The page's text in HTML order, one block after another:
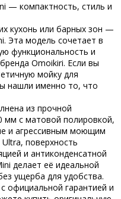
— компактность, стиль и
кухонь или барных зон —
. Эта модель сочетает в
функциональность и
Omoikiri. Если вы
мойку для
нашли именно то, что
из прочной
с матовой полировкой,
и агрессивным моющим
Ultra, поверхность
и антиконденсатной
делает её идеальной
ущерба для удобства.
с официальной гарантией и